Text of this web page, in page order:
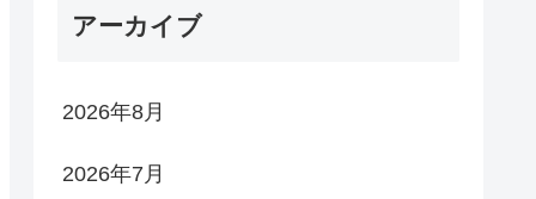
アーカイブ
2026年8月
2026年7月